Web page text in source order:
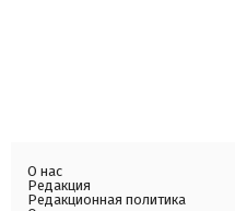
О нас
Редакция
Редакционная политика